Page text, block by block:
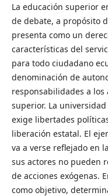
La educación superior
de debate, a propósito
presenta como un
características del
para todo ciudadano
denominación de
responsabilidades a
superior. La
exige libertades
liberación estatal. El
va a verse reflejado en
sus actores no pueden
de acciones exógenas.
como objetivo,